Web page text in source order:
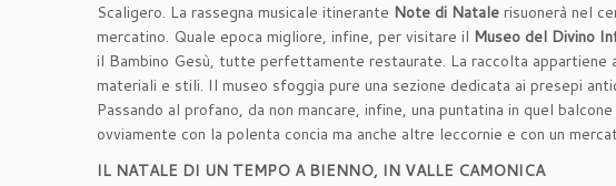
Scaligero. La rassegna musicale itinerante Note di Natale risuonerà nel
mercatino. Quale epoca migliore, infine, per visitare il Museo del Divino
il Bambino Gesù, tutte perfettamente restaurate. La raccolta appartiene
materiali e stili. Il museo sfoggia pure una sezione dedicata ai presepi
Passando al profano, da non mancare, infine, una puntatina in quel
ovviamente con la polenta concia ma anche altre leccornie e con un
IL NATALE DI UN TEMPO A BIENNO, IN VALLE CAMONICA